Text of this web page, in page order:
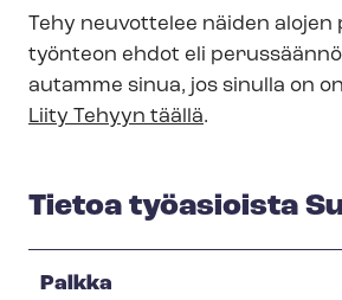
Tehy neuvottelee näiden alojen
työnteon ehdot eli
autamme sinua, jos sinulla on
Liity Tehyyn täällä.
Tietoa työasioista
Palkka